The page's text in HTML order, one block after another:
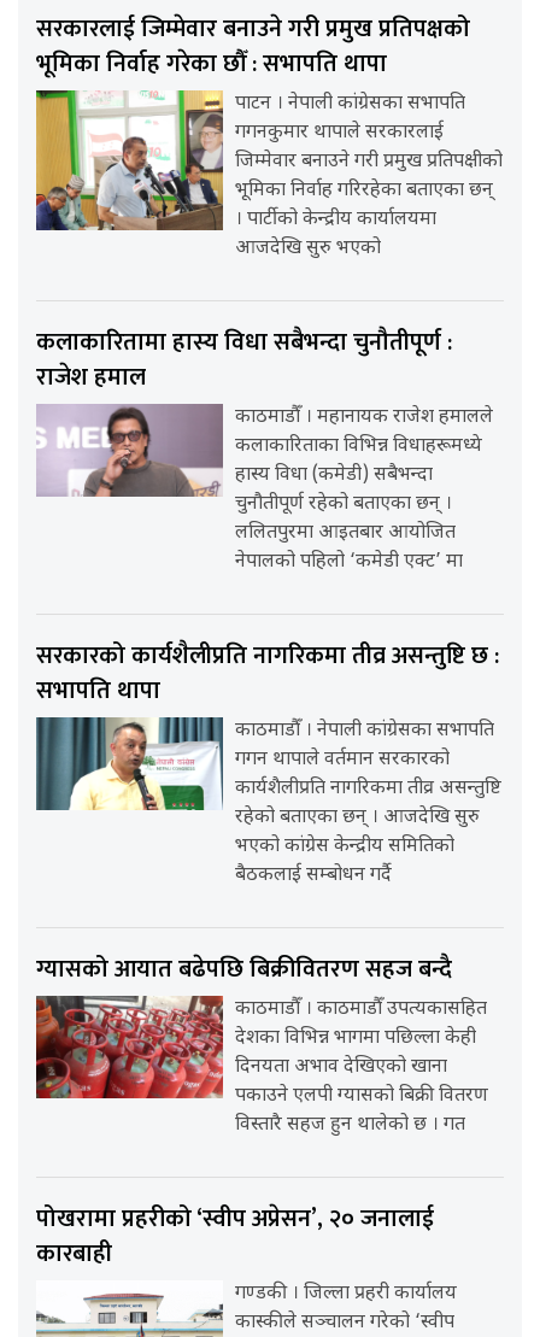
सरकारलाई जिम्मेवार बनाउने गरी प्रमुख प्रतिपक्षको
भूमिका निर्वाह गरेका छौँ : सभापति थापा
पाटन । नेपाली कांग्रेसका सभापति
गगनकुमार थापाले सरकारलाई
जिम्मेवार बनाउने गरी प्रमुख प्रतिपक्षीको
भूमिका निर्वाह गरिरहेका बताएका छन्
। पार्टीको केन्द्रीय कार्यालयमा
आजदेखि सुरु भएको
कलाकारितामा हास्य विधा सबैभन्दा चुनौतीपूर्ण :
राजेश हमाल
काठमाडौँ । महानायक राजेश हमालले
कलाकारिताका विभिन्न विधाहरूमध्ये
हास्य विधा (कमेडी) सबैभन्दा
चुनौतीपूर्ण रहेको बताएका छन् ।
ललितपुरमा आइतबार आयोजित
नेपालको पहिलो ‘कमेडी एक्ट’ मा
सरकारको कार्यशैलीप्रति नागरिकमा तीव्र असन्तुष्टि छ :
सभापति थापा
काठमाडौँ । नेपाली कांग्रेसका सभापति
गगन थापाले वर्तमान सरकारको
कार्यशैलीप्रति नागरिकमा तीव्र असन्तुष्टि
रहेको बताएका छन् । आजदेखि सुरु
भएको कांग्रेस केन्द्रीय समितिको
बैठकलाई सम्बोधन गर्दै
ग्यासको आयात बढेपछि बिक्रीवितरण सहज बन्दै
काठमाडौँ । काठमाडौँ उपत्यकासहित
देशका विभिन्न भागमा पछिल्ला केही
दिनयता अभाव देखिएको खाना
पकाउने एलपी ग्यासको बिक्री वितरण
विस्तारै सहज हुन थालेको छ । गत
पोखरामा प्रहरीको ‘स्वीप अप्रेसन’, २० जनालाई
कारबाही
गण्डकी । जिल्ला प्रहरी कार्यालय
कास्कीले सञ्चालन गरेको ‘स्वीप